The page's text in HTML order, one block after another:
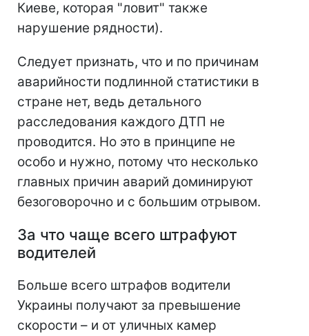
Киеве, которая "ловит" также
нарушение рядности).
Следует признать, что и по причинам
аварийности подлинной статистики в
стране нет, ведь детального
расследования каждого ДТП не
проводится. Но это в принципе не
особо и нужно, потому что несколько
главных причин аварий доминируют
безоговорочно и с большим отрывом.
За что чаще всего штрафуют
водителей
Больше всего штрафов водители
Украины получают за превышение
скорости – и от уличных камер